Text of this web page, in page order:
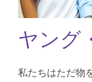
ヤング
私たちはただ物